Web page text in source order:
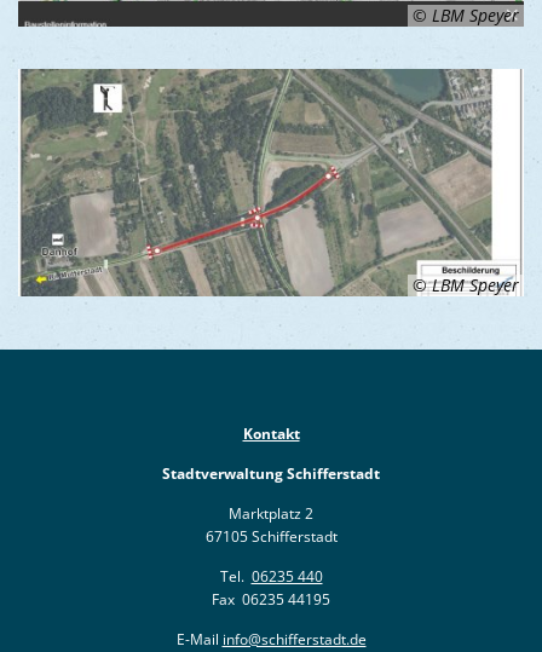
© LBM Speyer
© LBM Speyer
Kontakt
Stadtverwaltung Schifferstadt
Marktplatz 2
67105 Schifferstadt
Tel. 06235 440
Fax 06235 44195
E-Mail info@schifferstadt.de